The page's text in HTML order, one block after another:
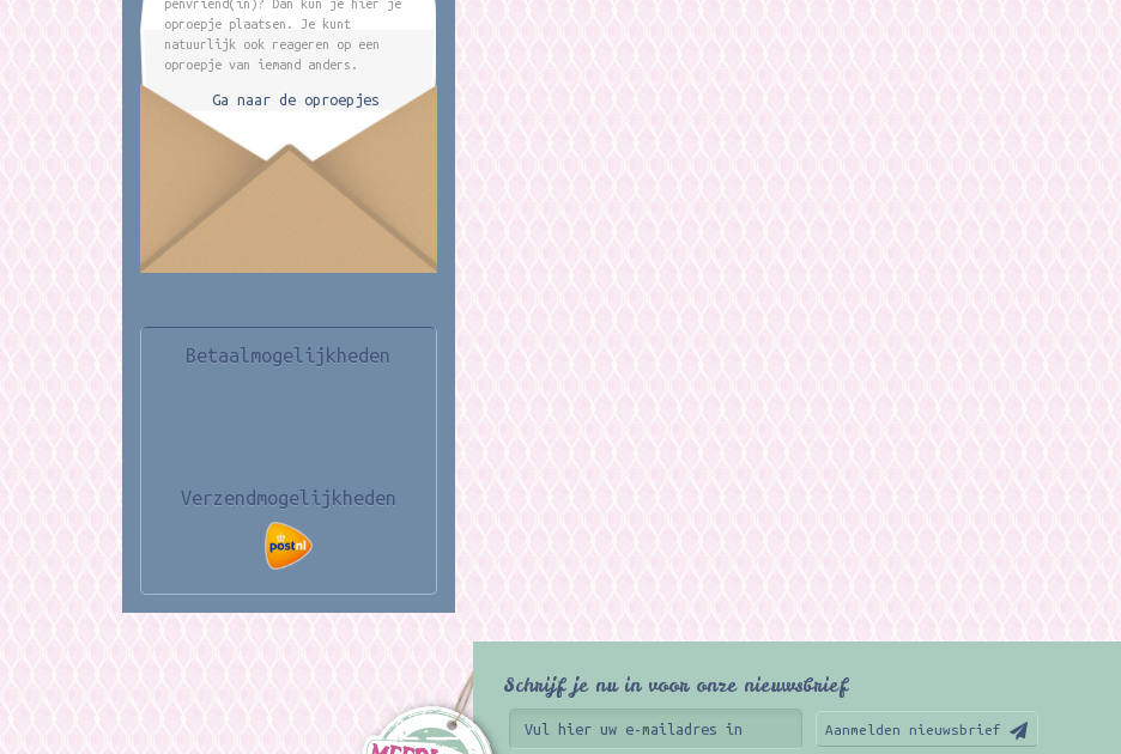
penvriend(in)? Dan kun je hier je
oproepje plaatsen. Je kunt
natuurlijk ook reageren op een
oproepje van iemand anders.
Ga naar de oproepjes
Betaalmogelijkheden
Verzendmogelijkheden
Schrijf je nu in voor onze nieuwsbrief
Aanmelden nieuwsbrief